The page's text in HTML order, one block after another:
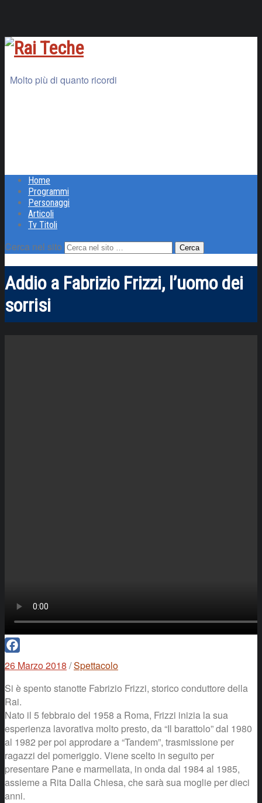
Molto più di quanto ricordi
Home
Programmi
Personaggi
Articoli
Tv Titoli
Cerca nel sito
Addio a Fabrizio Frizzi, l’uomo dei
sorrisi
Facebook
26 Marzo 2018 /Spettacolo
Si è spento stanotte Fabrizio Frizzi, storico conduttore della
Rai.
Nato il 5 febbraio del 1958 a Roma, Frizzi inizia la sua
esperienza lavorativa molto presto, da “Il barattolo” dal 1980
al 1982 per poi approdare a “Tandem”, trasmissione per
ragazzi del pomeriggio. Viene scelto in seguito per
presentare Pane e marmellata, in onda dal 1984 al 1985,
assieme a Rita Dalla Chiesa, che sarà sua moglie per dieci
anni.